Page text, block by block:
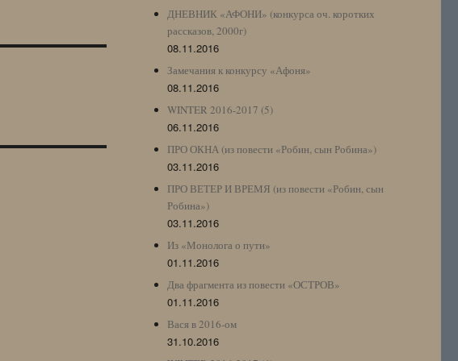
ДНЕВНИК «АФОНИ» (конкурса оч. коротких
рассказов, 2000г)
08.11.2016
Замечания к конкурсу «Афоня»
08.11.2016
WINTER 2016-2017 (5)
06.11.2016
ПРО ОКНА (из повести «Робин, сын Робина»)
03.11.2016
ПРО ВЕТЕР И ВРЕМЯ (из повести «Робин, сын
Робина»)
03.11.2016
Из «Монолога о пути»
01.11.2016
Два фрагмента из повести «ОСТРОВ»
01.11.2016
Вася в 2016-ом
31.10.2016